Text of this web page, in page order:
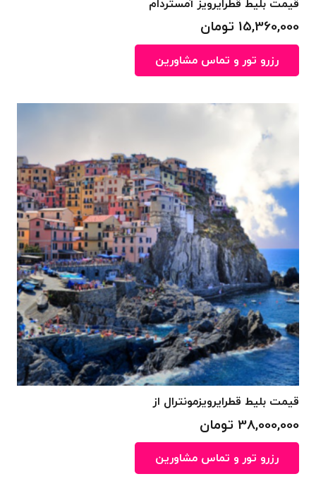
15,360,000 تومان
رزرو تور و تماس مشاورین
قیمت بلیط قطرایرویزمونترال از
38,000,000تومان
رزرو تور و تماس مشاورین